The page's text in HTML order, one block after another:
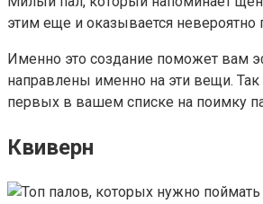
этим еще и оказывается невероятно
Именно это создание поможет вам
направлены именно на эти вещи.
первых в вашем списке на поимку
Квиверн